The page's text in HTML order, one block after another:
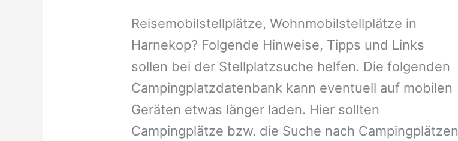
Reisemobilstellplätze, Wohnmobilstellplätze in
Harnekop? Folgende Hinweise, Tipps und Links
sollen bei der Stellplatzsuche helfen. Die folgenden
Campingplatzdatenbank kann eventuell auf mobilen
Geräten etwas länger laden. Hier sollten
Campingplätze bzw. die Suche nach Campingplätzen